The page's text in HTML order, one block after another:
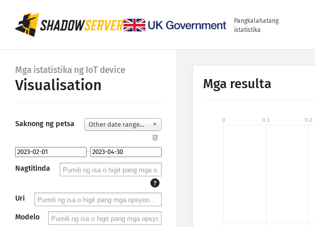
Pangkalahatang
istatistika
Mga istatistika ng IoT device
Visualisation
Saknong ng petsa Other date range...
📆
–
Nagtitinda
?
Uri
Modelo
Mga resulta
0 0.1 0.2